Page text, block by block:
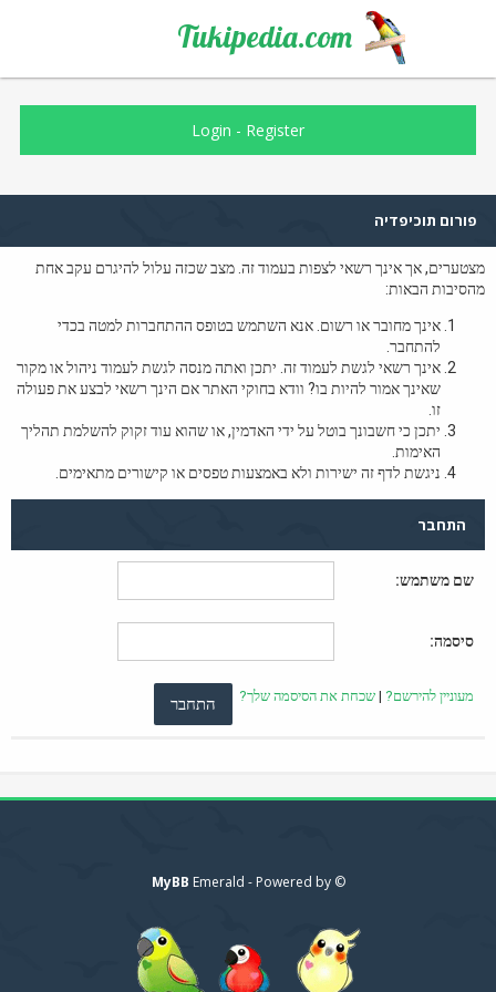
Tukipedia.com
Login - Register
פורום תוכיפדיה
מצטערים, אך אינך רשאי לצפות בעמוד זה. מצב שכזה עלול להיגרם עקב אחת
מהסיבות הבאות:
אינך מחובר או רשום. אנא השתמש בטופס ההתחברות למטה בכדי
להתחבר.
אינך רשאי לגשת לעמוד זה. יתכן ואתה מנסה לגשת לעמוד ניהול או מקור
שאינך אמור להיות בו? וודא בחוקי האתר אם הינך רשאי לבצע את פעולה
זו.
יתכן כי חשבונך בוטל על ידי האדמין, או שהוא עוד זקוק להשלמת תהליך
האימות.
ניגשת לדף זה ישירות ולא באמצעות טפסים או קישורים מתאימים.
התחבר
שם משתמש:
סיסמה:
מעוניין להירשם? | שכחת את הסיסמה שלך?
© Emerald - Powered by
MyBB